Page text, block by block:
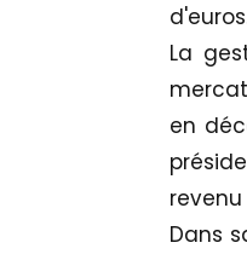
La
en
Dans